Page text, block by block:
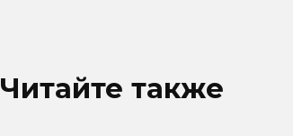
Читайте также